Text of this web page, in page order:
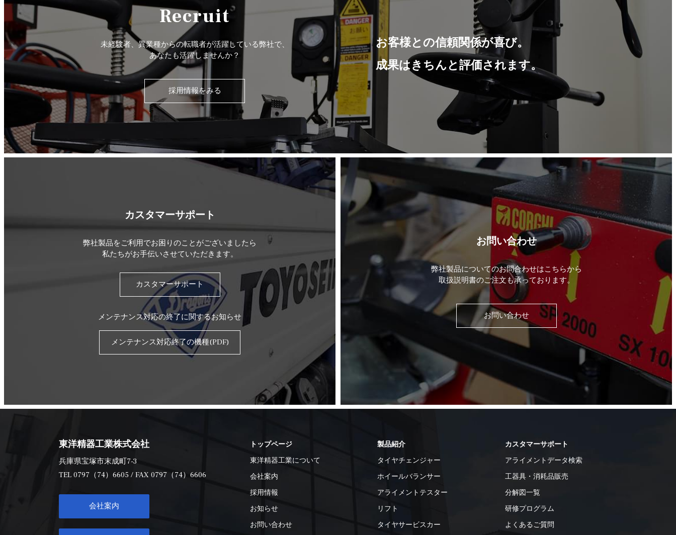
お客様との信頼関係が喜び。
成果はきちんと評価されます。
Recruit
未経験者、異業種からの転職者が活躍している弊社で、
あなたも活躍しませんか？
採用情報をみる
カスタマーサポート
弊社製品をご利用でお困りのことがございましたら
私たちがお手伝いさせていただきます。
カスタマーサポート
メンテナンス対応の終了に関するお知らせ
メンテナンス対応終了の機種(PDF)
お問い合わせ
弊社製品についてのお問合わせはこちらから
取扱説明書のご注文も承っております。
お問い合わせ
東洋精器工業株式会社
兵庫県宝塚市末成町7-3
TEL 0797（74）6605 / FAX 0797（74）6606
会社案内
トップページ
東洋精器工業について
会社案内
採用情報
お知らせ
お問い合わせ
製品紹介
タイヤチェンジャー
ホイールバランサー
アライメントテスター
リフト
タイヤサービスカー
カスタマーサポート
アライメントデータ検索
工器具・消耗品販売
分解図一覧
研修プログラム
よくあるご質問